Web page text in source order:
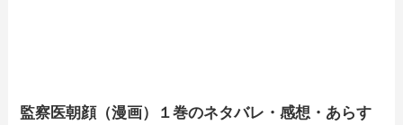
監察医朝顔（漫画）１巻のネタバレ・感想・あらす